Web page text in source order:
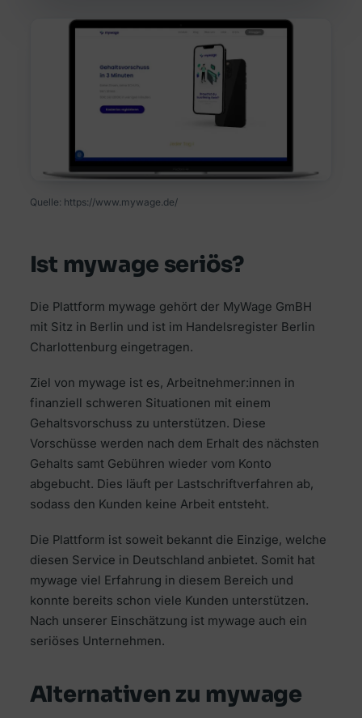
Quelle: https://www.mywage.de/
Ist mywage seriös?
Die Plattform mywage gehört der MyWage GmBH
mit Sitz in Berlin und ist im Handelsregister Berlin
Charlottenburg eingetragen.
Ziel von mywage ist es, Arbeitnehmer:innen in
finanziell schweren Situationen mit einem
Gehaltsvorschuss zu unterstützen. Diese
Vorschüsse werden nach dem Erhalt des nächsten
Gehalts samt Gebühren wieder vom Konto
abgebucht. Dies läuft per Lastschriftverfahren ab,
sodass den Kunden keine Arbeit entsteht.
Die Plattform ist soweit bekannt die Einzige, welche
diesen Service in Deutschland anbietet. Somit hat
mywage viel Erfahrung in diesem Bereich und
konnte bereits schon viele Kunden unterstützen.
Nach unserer Einschätzung ist mywage auch ein
seriöses Unternehmen.
Alternativen zu mywage